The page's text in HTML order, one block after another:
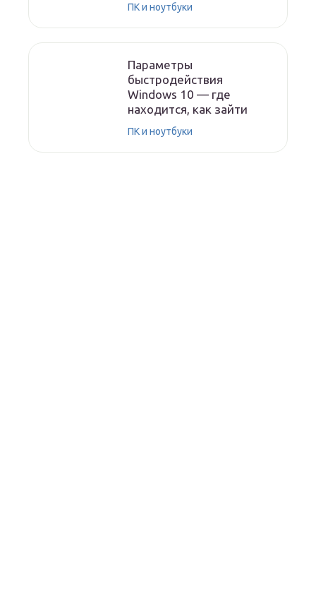
ПК и ноутбуки
Параметры
быстродействия
Windows 10 — где
находится, как зайти
ПК и ноутбуки